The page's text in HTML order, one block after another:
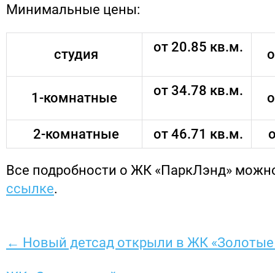
Минимальные цены:
студия от 20.85 кв.м.
1-комнатные от 34.78 кв.м.
2-комнатные от 46.71 кв.м.
Все подробности о ЖК «ПаркЛэнд»
ссылке.
← Новый детсад открыли в ЖК «Золотые